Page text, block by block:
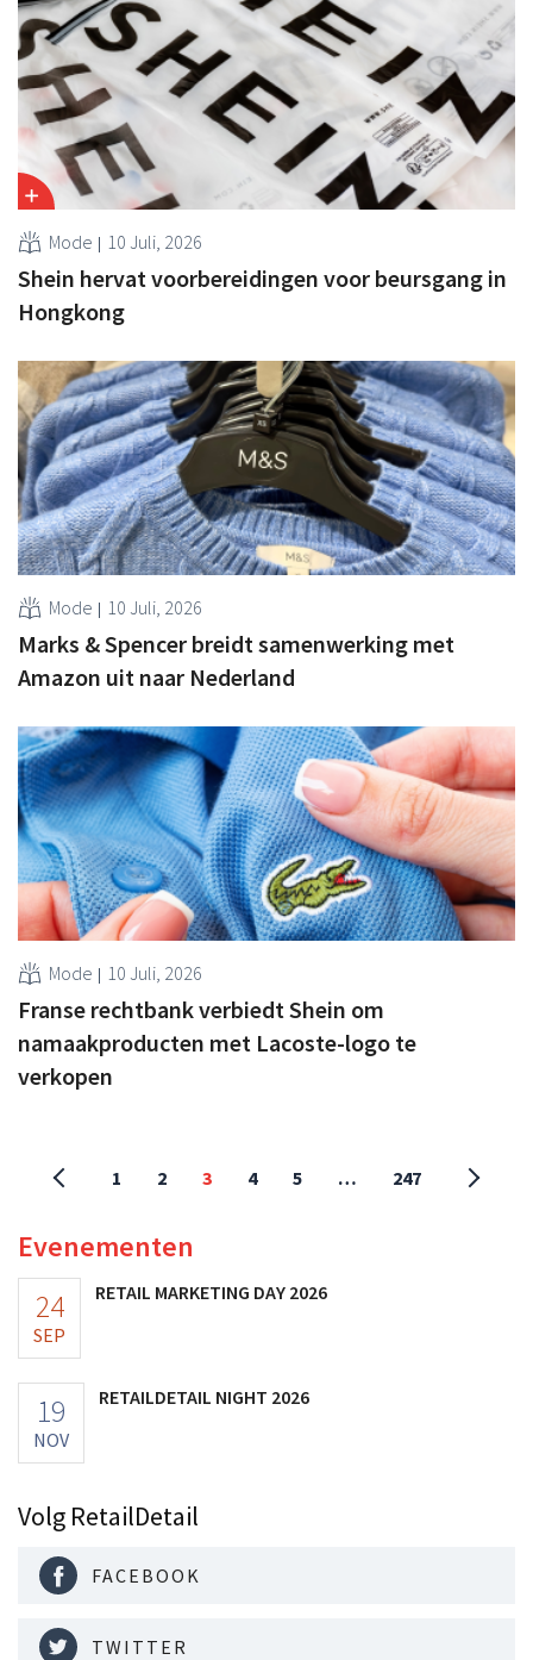
Mode 10 Juli, 2026
Shein hervat voorbereidingen voor beursgang in
Hongkong
Mode 10 Juli, 2026
Marks & Spencer breidt samenwerking met
Amazon uit naar Nederland
Mode 10 Juli, 2026
Franse rechtbank verbiedt Shein om
namaakproducten met Lacoste-logo te
verkopen
1 2 3 4 5 … 247
Evenementen
24
SEP
RETAIL MARKETING DAY 2026
19
NOV
RETAILDETAIL NIGHT 2026
Volg RetailDetail
FACEBOOK
TWITTER